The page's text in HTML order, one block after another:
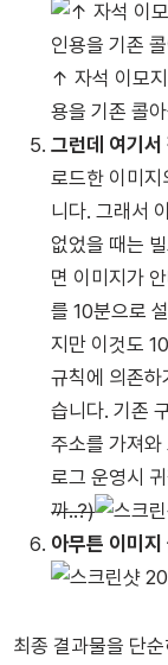
↑ 자석 이모
용을 기존 콜
그런데 여기
로드한 이미
니다. 그래서
없었을 때는
면 이미지가
를 10분으로
지만 이것도
규칙에 의존하
습니다. 기존
주소를 가져
로그 운영시
까..?)
아무튼 이미
최종 결과물을 단